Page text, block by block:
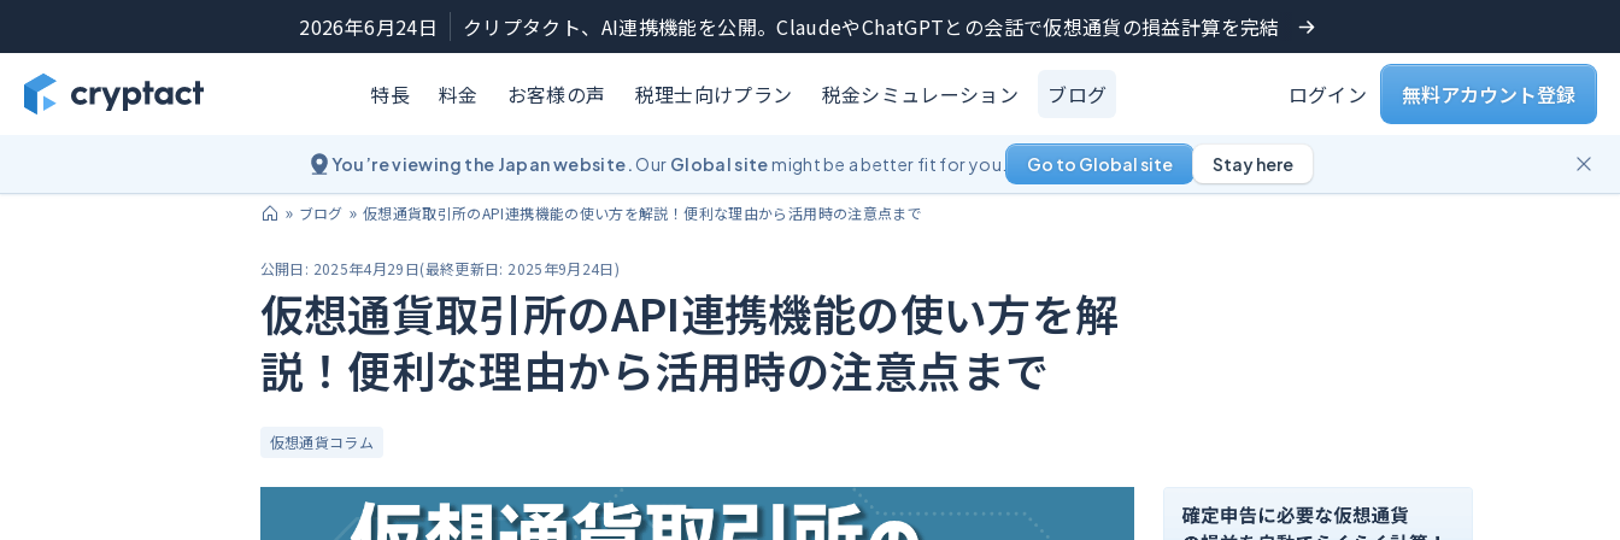
2026年6月24日 クリプタクト、AI連携機能を公開。ClaudeやChatGPTとの会話で仮想通貨の損益計算を完結
特長 料金 お客様の声 税理士向けプラン 税金シミュレーション ブログ ログイン 無料アカウント登録
You’re viewing the Japan website. Our Global sitemight be a better fit for you. Go to Global site Stay here
ブログ 仮想通貨取引所のAPI連携機能の使い方を解説！便利な理由から活用時の注意点まで
公開日: 2025年4月29日(最終更新日: 2025年9月24日)
仮想通貨取引所のAPI連携機能の使い方を解
説！便利な理由から活用時の注意点まで
仮想通貨コラム